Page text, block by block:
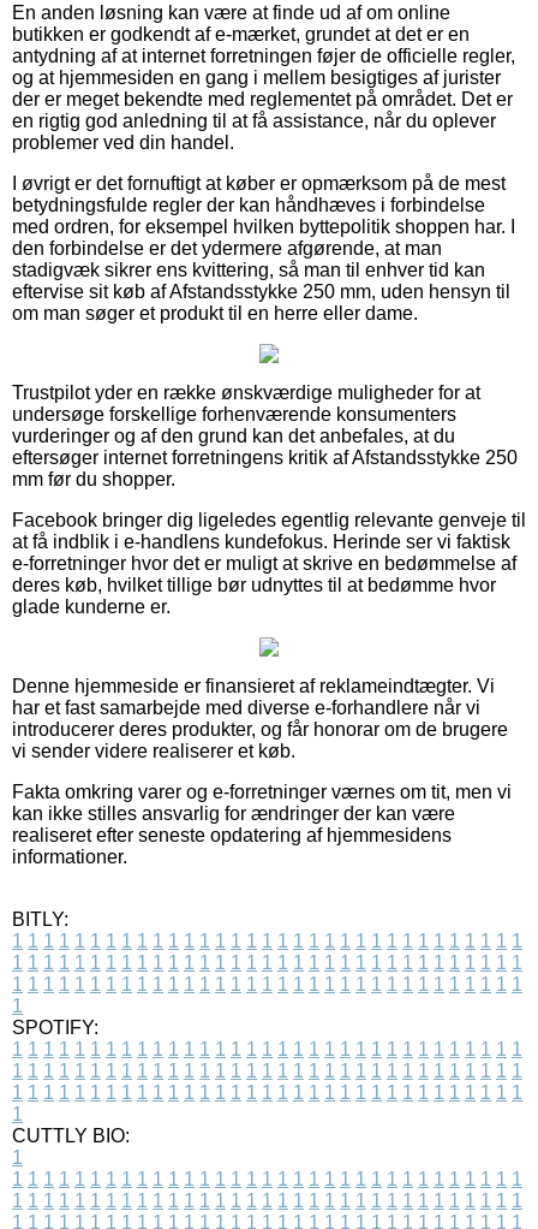
En anden løsning kan være at finde ud af om online
butikken er godkendt af e-mærket, grundet at det er en
antydning af at internet forretningen føjer de officielle regler,
og at hjemmesiden en gang i mellem besigtiges af jurister
der er meget bekendte med reglementet på området. Det er
en rigtig god anledning til at få assistance, når du oplever
problemer ved din handel.
I øvrigt er det fornuftigt at køber er opmærksom på de mest
betydningsfulde regler der kan håndhæves i forbindelse
med ordren, for eksempel hvilken byttepolitik shoppen har. I
den forbindelse er det ydermere afgørende, at man
stadigvæk sikrer ens kvittering, så man til enhver tid kan
eftervise sit køb af Afstandsstykke 250 mm, uden hensyn til
om man søger et produkt til en herre eller dame.
Trustpilot yder en række ønskværdige muligheder for at
undersøge forskellige forhenværende konsumenters
vurderinger og af den grund kan det anbefales, at du
eftersøger internet forretningens kritik af Afstandsstykke 250
mm før du shopper.
Facebook bringer dig ligeledes egentlig relevante genveje til
at få indblik i e-handlens kundefokus. Herinde ser vi faktisk
e-forretninger hvor det er muligt at skrive en bedømmelse af
deres køb, hvilket tillige bør udnyttes til at bedømme hvor
glade kunderne er.
Denne hjemmeside er finansieret af reklameindtægter. Vi
har et fast samarbejde med diverse e-forhandlere når vi
introducerer deres produkter, og får honorar om de brugere
vi sender videre realiserer et køb.
Fakta omkring varer og e-forretninger værnes om tit, men vi
kan ikke stilles ansvarlig for ændringer der kan være
realiseret efter seneste opdatering af hjemmesidens
informationer.
BITLY:
1 1 1 1 1 1 1 1 1 1 1 1 1 1 1 1 1 1 1 1 1 1 1 1 1 1 1 1 1 1 1 1 1
1 1 1 1 1 1 1 1 1 1 1 1 1 1 1 1 1 1 1 1 1 1 1 1 1 1 1 1 1 1 1 1 1
1 1 1 1 1 1 1 1 1 1 1 1 1 1 1 1 1 1 1 1 1 1 1 1 1 1 1 1 1 1 1 1 1
1
SPOTIFY:
1 1 1 1 1 1 1 1 1 1 1 1 1 1 1 1 1 1 1 1 1 1 1 1 1 1 1 1 1 1 1 1 1
1 1 1 1 1 1 1 1 1 1 1 1 1 1 1 1 1 1 1 1 1 1 1 1 1 1 1 1 1 1 1 1 1
1 1 1 1 1 1 1 1 1 1 1 1 1 1 1 1 1 1 1 1 1 1 1 1 1 1 1 1 1 1 1 1 1
1
CUTTLY BIO:
1
1 1 1 1 1 1 1 1 1 1 1 1 1 1 1 1 1 1 1 1 1 1 1 1 1 1 1 1 1 1 1 1 1
1 1 1 1 1 1 1 1 1 1 1 1 1 1 1 1 1 1 1 1 1 1 1 1 1 1 1 1 1 1 1 1 1
1 1 1 1 1 1 1 1 1 1 1 1 1 1 1 1 1 1 1 1 1 1 1 1 1 1 1 1 1 1 1 1 1